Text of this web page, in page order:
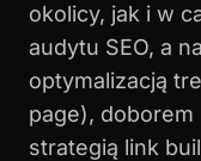
okolicy, jak i w
audytu SEO, a
optymalizacją
page), doborem
strategią link